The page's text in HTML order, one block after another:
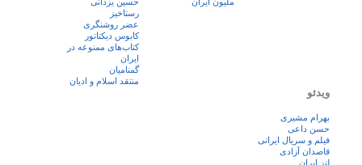
رستاخیز
عضر روشنگری
کابوس دیکتاتور
کتاب‌های ممنوعه در
ایران
گمنامیان
منتقد اسلام و ادیان
ویدئو
بهرام مشیری
حسن داعی
فيلم و سريال ايرانی
قاصدان آزادی
لنز ایران